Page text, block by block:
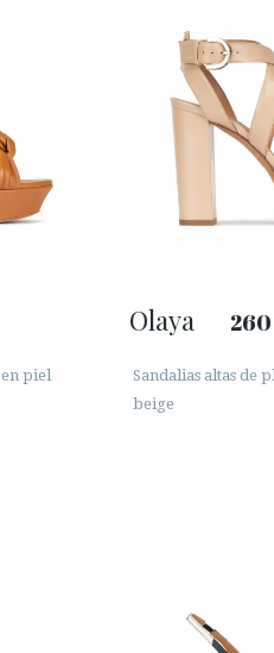
piel
Olaya 260
Sandalias altas de
beige